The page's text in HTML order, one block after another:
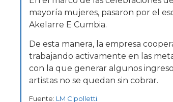
mayoría mujeres, pasaron por el
Akelarre E Cumbia.
De esta manera, la empresa
trabajando activamente en las
con la que generar algunos
artistas no se quedan sin cobrar.
Fuente: LM Cipolletti.